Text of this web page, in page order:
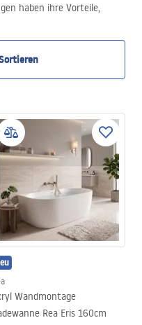
haben ihre Vorteile,
Haushaltsmitglieder sein,
und andere die
lieben. In diesem Fall
ein Kompromiss sein – eine
Nützlichem verbindet.
Wandmontage
Rea Eris 160cm